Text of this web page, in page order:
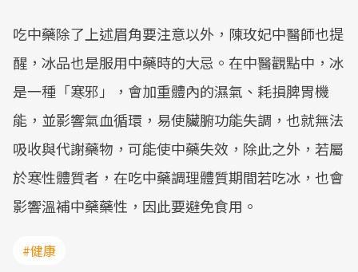
吃中藥除了上述眉角要注意以外，陳玫妃中醫師也提
醒，冰品也是服用中藥時的大忌。在中醫觀點中，冰
是一種「寒邪」，會加重體內的濕氣、耗損脾胃機
能，並影響氣血循環，易使臟腑功能失調，也就無法
吸收與代謝藥物，可能使中藥失效，除此之外，若屬
於寒性體質者，在吃中藥調理體質期間若吃冰，也會
影響溫補中藥藥性，因此要避免食用。
#健康